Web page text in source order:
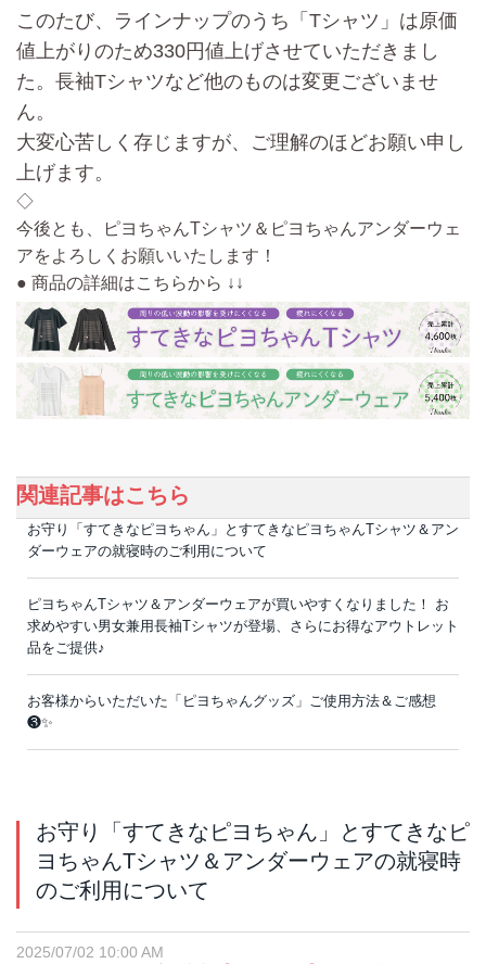
このたび、ラインナップのうち 「Tシャツ」は原価
値上がりのため330円値上げさせていただきまし
た。長袖Tシャツなど他のものは変更ございませ
ん。
大変心苦しく存じますが、ご理解のほどお願い申し
上げます。
◇
今後とも、ピヨちゃんTシャツ＆ピヨちゃんアンダーウェ
アをよろしくお願いいたします！
● 商品の詳細はこちらから ↓↓
関連記事はこちら
お守り「すてきなピヨちゃん」とすてきなピヨちゃんTシャツ＆アン
ダーウェアの就寝時のご利用について
ピヨちゃんTシャツ＆アンダーウェアが買いやすくなりました！ お
求めやすい男女兼用長袖Tシャツが登場、さらにお得なアウトレット
品をご提供♪
お客様からいただいた「ピヨちゃんグッズ」ご使用方法＆ご感想
❸✨
お守り「すてきなピヨちゃん」とすてきなピ
ヨちゃんTシャツ＆アンダーウェアの就寝時
のご利用について
2025/07/02 10:00 AM